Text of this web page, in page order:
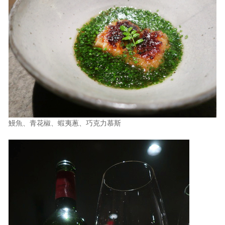
鰻魚、青花椒、蝦夷蔥、巧克力慕斯